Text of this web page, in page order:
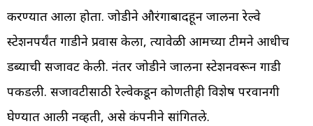
करण्यात आला होता. जोडीने औरंगाबादहून जालना रेल्वे
स्टेशनपर्यंत गाडीने प्रवास केला, त्यावेळी आमच्या टीमने आधीच
डब्याची सजावट केली. नंतर जोडीने जालना स्टेशनवरून गाडी
पकडली. सजावटीसाठी रेल्वेकडून कोणतीही विशेष परवानगी
घेण्यात आली नव्हती, असे कंपनीने सांगितले.